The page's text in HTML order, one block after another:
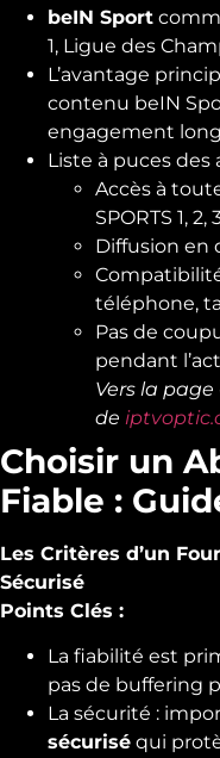
beIN Sport
1, Ligue des
L’avantage
contenu beIN
engagement
Liste à puces
Accès à
SPORTS 1, 2,
Diffusion en
téléphone,
Pas de
pendant
Vers la page
de
Choisir un
Fiable :
Les Critères d’un
Sécurisé
Points Clés :
La fiabilité est
pas de buffering
La sécurité :
sécurisé qui